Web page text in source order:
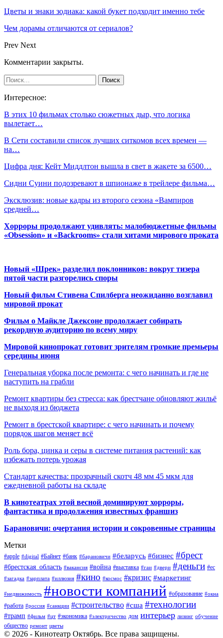
Цветы и знаки зодиака: какой букет подходит именно тебе
Чем дорамы отличаются от сериалов?
Prev Next
Комментарии закрыты.
Интересное:
В этих 10 фильмах столько сюжетных дыр, что логика
вылетает…
В Сети составили список лучших ситкомов всех времен —
на…
Цифра дня: Кейт Миддлтон вышла в свет в жакете за 6500…
Сидни Суини подозревают в шпионаже в трейлере фильма…
Эксклюзив: новые кадры из второго сезона «Вампиров
средней…
Хорроры продолжают удивлять: малобюджетные фильмы
«Obsession» и «Backrooms» стали хитами мирового проката
Новый «Шрек» разделил поклонников: вокруг тизера
пятой части разгорелись споры
Новый фильм Стивена Спилберга неожиданно возглавил
мировой прокат
Фильм о Майкле Джексоне продолжает собирать
рекордную аудиторию по всему миру
Мировой кинопрокат готовит зрителям громкие премьеры
середины июня
Генеральная уборка после ремонта: с чего начинать и где не
наступить на грабли
Ремонт квартиры без стресса: как брестчане обновляют жильё
не выходя из бюджета
Ремонт в брестской квартире: с чего начинать и почему
порядок шагов меняет всё
Роль бора, цинка и серы в системе питания растений: как
избежать потерь урожая
Стандарт качества: прозрачный скотч 48 мм 45 мкм для
ежедневной работы на складе
В кинотеатрах этой весной доминируют хорроры,
фантастика и продолжения известных франшиз
Барановичи: очертания истории и сокровенные страницы
Метки
#apple #digital #Байнет #банк #барановичи #беларусь #бизнес #брест
#брестская_область #вакансия #война #выставка #гаи #двери #деньги #ес
#загадка #зарплата #иллюзия #кино #космос #кризис #маркетинг
#недвижимость #новости компаний #образование #окна
#работа #россия #санкции #строительство #сша #технологии
#трамп #фильм #цт #экономика #электричество дом интерьер лизинг обучение
общество ремонт цветы
© 2026 - Кинотеатр Октябрь. Все права защищены.